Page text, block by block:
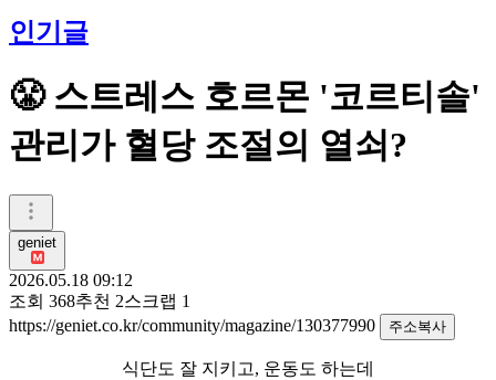
인기글
😤 스트레스 호르몬 '코르티솔'
관리가 혈당 조절의 열쇠?
geniet
2026.05.18 09:12
조회 368추천 2스크랩 1
https://geniet.co.kr/community/magazine/130377990
주소복사
식단도 잘 지키고, 운동도 하는데